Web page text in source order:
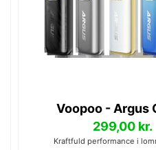
Voopoo - Argus
299,00 kr.
Kraftfuld performance i